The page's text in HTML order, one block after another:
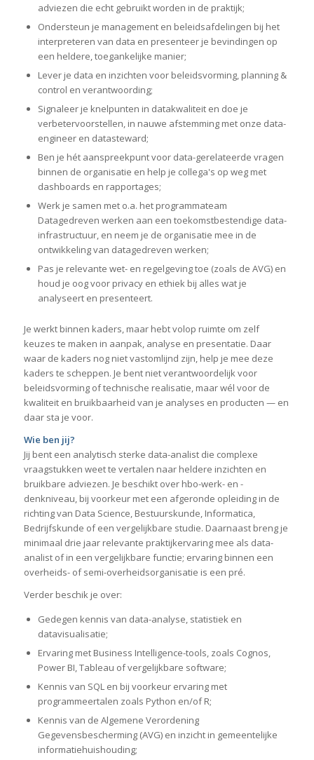
adviezen die echt gebruikt worden in de praktijk;
Ondersteun je management en beleidsafdelingen bij het
interpreteren van data en presenteer je bevindingen op
een heldere, toegankelijke manier;
Lever je data en inzichten voor beleidsvorming, planning &
control en verantwoording;
Signaleer je knelpunten in datakwaliteit en doe je
verbetervoorstellen, in nauwe afstemming met onze data-
engineer en datasteward;
Ben je hét aanspreekpunt voor data-gerelateerde vragen
binnen de organisatie en help je collega's op weg met
dashboards en rapportages;
Werk je samen met o.a. het programmateam
Datagedreven werken aan een toekomstbestendige data-
infrastructuur, en neem je de organisatie mee in de
ontwikkeling van datagedreven werken;
Pas je relevante wet- en regelgeving toe (zoals de AVG) en
houd je oog voor privacy en ethiek bij alles wat je
analyseert en presenteert.
Je werkt binnen kaders, maar hebt volop ruimte om zelf
keuzes te maken in aanpak, analyse en presentatie. Daar
waar de kaders nog niet vastomlijnd zijn, help je mee deze
kaders te scheppen. Je bent niet verantwoordelijk voor
beleidsvorming of technische realisatie, maar wél voor de
kwaliteit en bruikbaarheid van je analyses en producten — en
daar sta je voor.
Wie ben jij?
Jij bent een analytisch sterke data-analist die complexe
vraagstukken weet te vertalen naar heldere inzichten en
bruikbare adviezen. Je beschikt over hbo-werk- en -
denkniveau, bij voorkeur met een afgeronde opleiding in de
richting van Data Science, Bestuurskunde, Informatica,
Bedrijfskunde of een vergelijkbare studie. Daarnaast breng je
minimaal drie jaar relevante praktijkervaring mee als data-
analist of in een vergelijkbare functie; ervaring binnen een
overheids- of semi-overheidsorganisatie is een pré.
Verder beschik je over:
Gedegen kennis van data-analyse, statistiek en
datavisualisatie;
Ervaring met Business Intelligence-tools, zoals Cognos,
Power BI, Tableau of vergelijkbare software;
Kennis van SQL en bij voorkeur ervaring met
programmeertalen zoals Python en/of R;
Kennis van de Algemene Verordening
Gegevensbescherming (AVG) en inzicht in gemeentelijke
informatiehuishouding;